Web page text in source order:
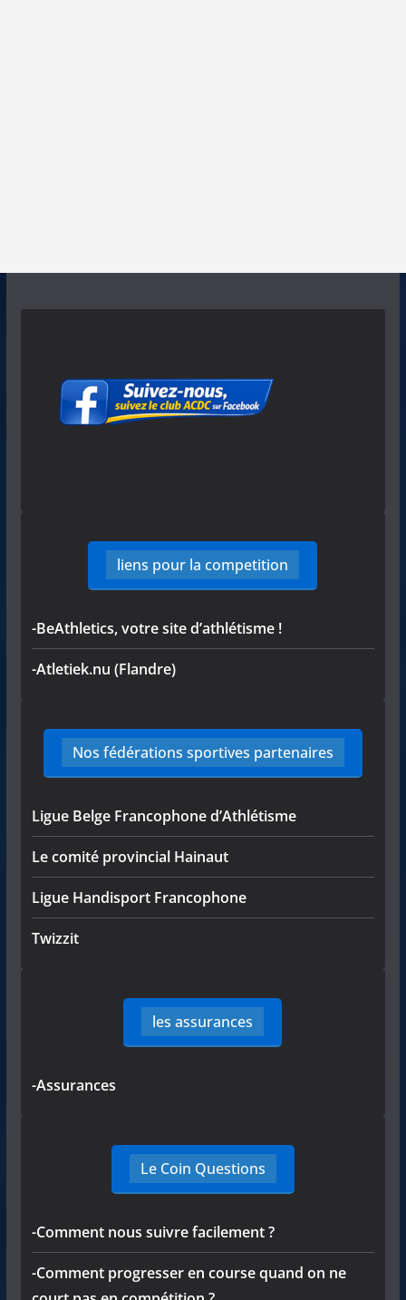
liens pour la competition
-BeAthletics, votre site d’athlétisme !
-Atletiek.nu (Flandre)
Nos fédérations sportives partenaires
Ligue Belge Francophone d’Athlétisme
Le comité provincial Hainaut
Ligue Handisport Francophone
Twizzit
les assurances
-Assurances
Le Coin Questions
-Comment nous suivre facilement ?
-Comment progresser en course quand on ne